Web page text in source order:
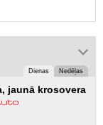
Dienas Nedēļas
jaunā krosovera